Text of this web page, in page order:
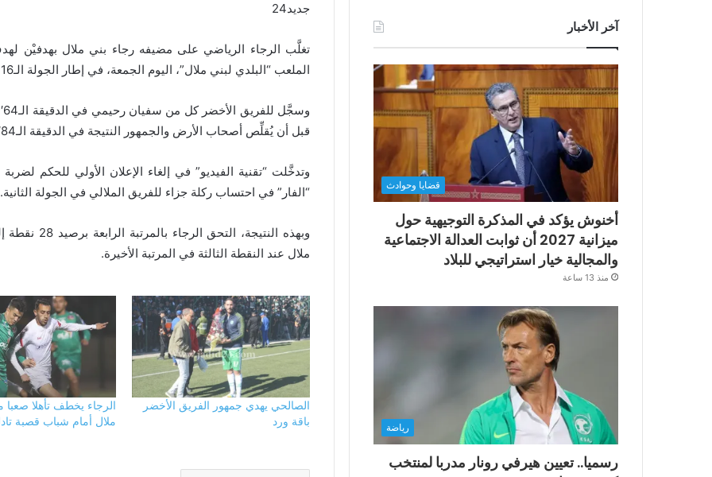
جديد24
تغلَّب الرجاء الرياضي على مضيفه رجاء بني ملال بهدفيْن
الملعب “البلدي لبني ملال”، اليوم الجمعة، في إطار الجولة الـ16 من “البطولة الاحترافية”.
قبل أن يُقلِّص أصحاب الأرض والجمهور النتيجة في الدقيقة الـ84′ عبر ضربة جزاء انبرى لها ياسين الصالحي بنجاح.
وتدخَّلت “تقنية الفيديو” في إلغاء الإعلان الأولي للحكم
“الفار” في احتساب ركلة جزاء للفريق الملالي في الجولة الثانية.
وبهذه
ملال عند النقطة الثالثة في المرتبة الأخيرة.
الصالحي يهدي جمهور الفريق الأخضر
باقة ورد
الرجاء يخطف تأهلا
ملال أمام شباب قصبة
آخر الأخبار
قضايا وحوادث
أخنوش يؤكد في المذكرة التوجيهية حول
ميزانية 2027 أن ثوابت العدالة الاجتماعية
والمجالية خيار استراتيجي للبلاد
منذ 13 ساعة
رياضة
رسميا.. تعيين هيرفي رونار مدربا لمنتخب